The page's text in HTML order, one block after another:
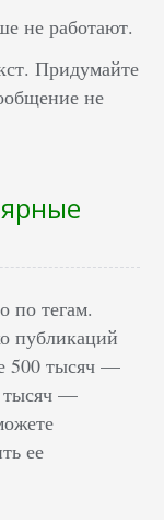
не работают.
Придумайте
не
по тегам.
публикаций
500 тысяч —
тысяч —
ее